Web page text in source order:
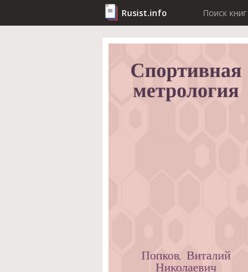
Rusist.info Поиск книг